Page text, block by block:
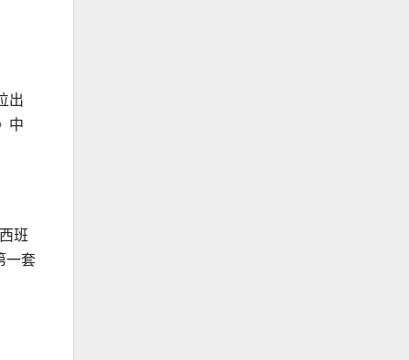
出
中
班
一套